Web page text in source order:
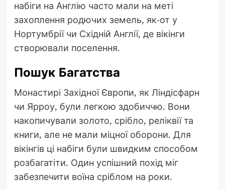
набіги на Англію часто мали на меті
захоплення родючих земель, як-от у
Нортумбрії чи Східній Англії, де вікінги
створювали поселення.
Пошук Багатства
Монастирі Західної Європи, як Ліндісфарн
чи Ярроу, були легкою здобиччю. Вони
накопичували золото, срібло, реліквії та
книги, але не мали міцної оборони. Для
вікінгів ці набіги були швидким способом
розбагатіти. Один успішний похід міг
забезпечити воїна сріблом на роки.